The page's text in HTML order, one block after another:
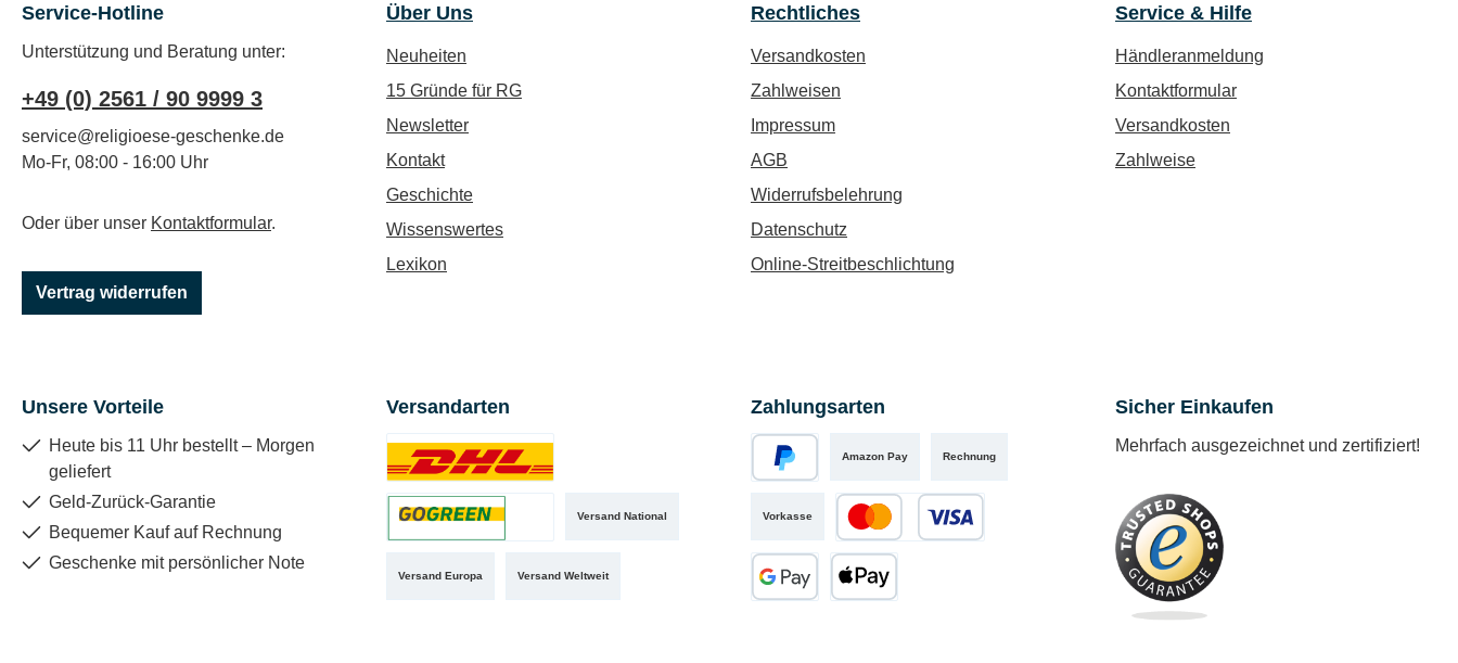
Service-Hotline
Unterstützung und Beratung unter:
+49 (0) 2561 / 90 9999 3
service@religioese-geschenke.de
Mo-Fr, 08:00 - 16:00 Uhr
Oder über unser Kontaktformular.
Vertrag widerrufen
Über Uns
Neuheiten
15 Gründe für RG
Newsletter
Kontakt
Geschichte
Wissenswertes
Lexikon
Rechtliches
Versandkosten
Zahlweisen
Impressum
AGB
Widerrufsbelehrung
Datenschutz
Online-Streitbeschlichtung
Service & Hilfe
Händleranmeldung
Kontaktformular
Versandkosten
Zahlweise
Unsere Vorteile
Heute bis 11 Uhr bestellt – Morgen
geliefert
Geld-Zurück-Garantie
Bequemer Kauf auf Rechnung
Geschenke mit persönlicher Note
Versandarten
Versand National
Versand Europa Versand Weltweit
Benutzerdefiniertes Bild 1
Zahlungsarten
Amazon Pay Rechnung
Vorkasse
Kredit- oder Debitkarte
Sicher Einkaufen
Mehrfach ausgezeichnet und zertifiziert!